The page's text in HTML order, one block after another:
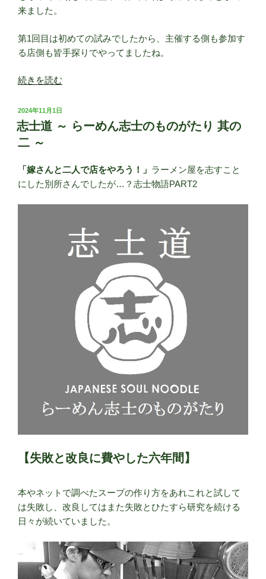
来ました。
第1回目は初めての試みでしたから、主催する側も参加す
る店側も皆手探りでやってましたね。
“志
道
～
ら
ー
め
ん
士
続きを読む
投
稿
日:
2024年11月1日
志士道 ～ らーめん志士のものがたり 其の
二 ～
「嫁さんと二人で店をやろう！」 ラーメン屋を志すこと
にした別所さんでしたが…？志士物語PART2
【失敗と改良に費やした六年間】
本やネットで調べたスープの作り方をあれこれと試して
は失敗し、改良してはまた失敗とひたすら研究を続ける
日々が続いていました。